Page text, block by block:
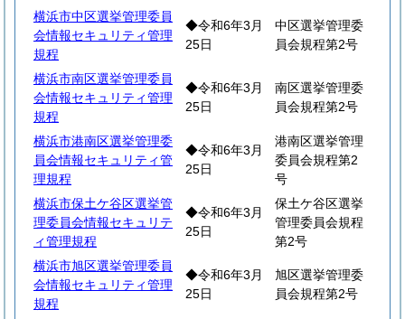
横浜市中区選挙管理委員
会情報セキュリティ管理
規程
◆令和6年3月
25日
中区選挙管理委
員会規程第2号
横浜市南区選挙管理委員
会情報セキュリティ管理
規程
◆令和6年3月
25日
南区選挙管理委
員会規程第2号
横浜市港南区選挙管理委
員会情報セキュリティ管
理規程
◆令和6年3月
25日
港南区選挙管理
委員会規程第2
号
横浜市保土ケ谷区選挙管
理委員会情報セキュリテ
ィ管理規程
◆令和6年3月
25日
保土ケ谷区選挙
管理委員会規程
第2号
横浜市旭区選挙管理委員
会情報セキュリティ管理
規程
◆令和6年3月
25日
旭区選挙管理委
員会規程第2号